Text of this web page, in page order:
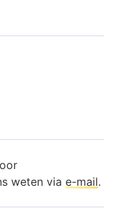
weten via e-mail.